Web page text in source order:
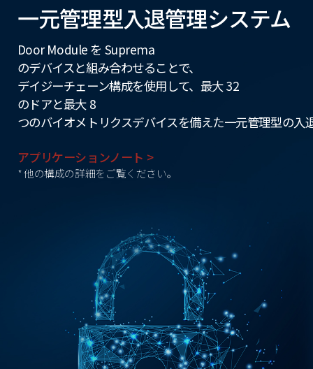
一元管理型入退管理システム
Door Module を Suprema
のデバイスと組み合わせることで、
デイジーチェーン構成を使用して、最大 32
のドアと最大 8
つのバイオメトリクスデバイスを備えた一元管理型の
アプリケーションノート >
* 他の構成の詳細をご覧ください。